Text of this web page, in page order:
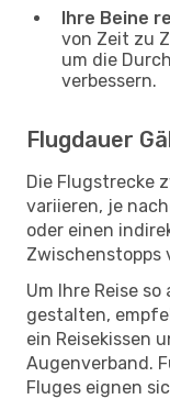
Ihre Beine
von Zeit zu
um die
verbessern.
Flugdauer
Die Flugstrecke
variieren, je
oder einen
Zwischenstopps
Um Ihre Reise
gestalten,
ein Reisekissen
Augenverband.
Fluges eignen